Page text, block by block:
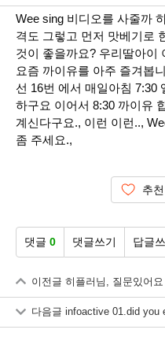
Wee sing 비디오를 사줄까
격도 그렇고 먼저 맛베기로
것이 좋을까요? 우리딸아이
요즘 까이유를 아주 즐겨봅
선 16번 에서 매일아침 7:30
하구요 이어서 8:30 까이유
계신다구요., 이런 이런..,
좀 주세요.,
추천
댓글 0 댓글쓰기 답글
이전글 히플러님, 질문있어
다음글 infoactive 01.did you